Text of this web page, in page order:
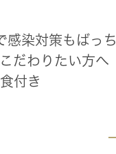
染対策もばっち
だわりたい方へ
付き